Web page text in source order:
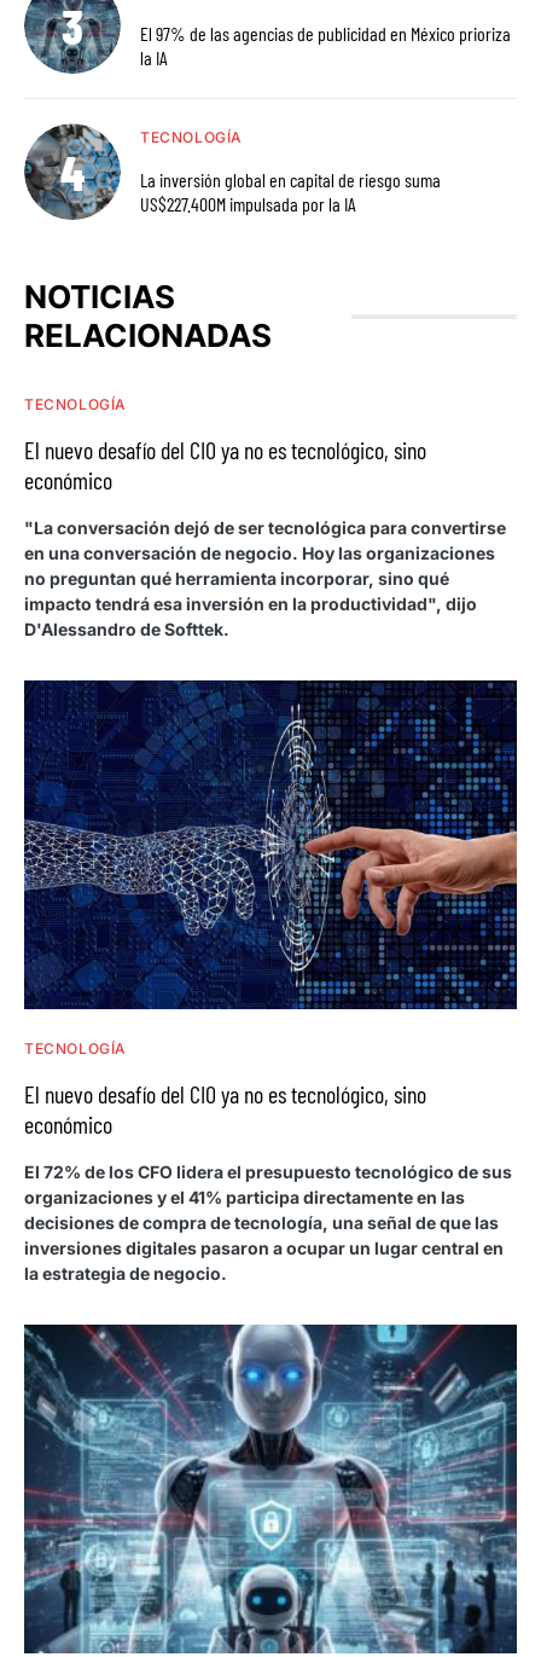
El 97% de las agencias de publicidad en México prioriza
la IA
TECNOLOGÍA
La inversión global en capital de riesgo suma
US$227.400M impulsada por la IA
NOTICIAS
RELACIONADAS
TECNOLOGÍA
El nuevo desafío del CIO ya no es tecnológico, sino
económico
"La conversación dejó de ser tecnológica para convertirse
en una conversación de negocio. Hoy las organizaciones
no preguntan qué herramienta incorporar, sino qué
impacto tendrá esa inversión en la productividad", dijo
D'Alessandro de Softtek.
TECNOLOGÍA
El nuevo desafío del CIO ya no es tecnológico, sino
económico
El 72% de los CFO lidera el presupuesto tecnológico de sus
organizaciones y el 41% participa directamente en las
decisiones de compra de tecnología, una señal de que las
inversiones digitales pasaron a ocupar un lugar central en
la estrategia de negocio.